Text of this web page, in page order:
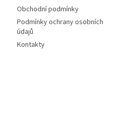
Obchodní podmínky
Podmínky ochrany osobních
údajů
Kontakty